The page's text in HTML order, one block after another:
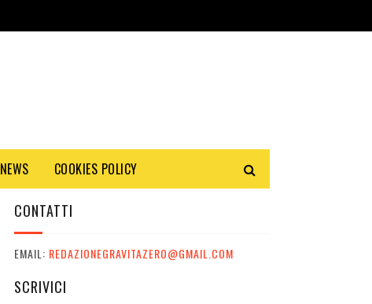
NEWS COOKIES POLICY
CONTATTI
EMAIL: REDAZIONEGRAVITAZERO@GMAIL.COM
SCRIVICI